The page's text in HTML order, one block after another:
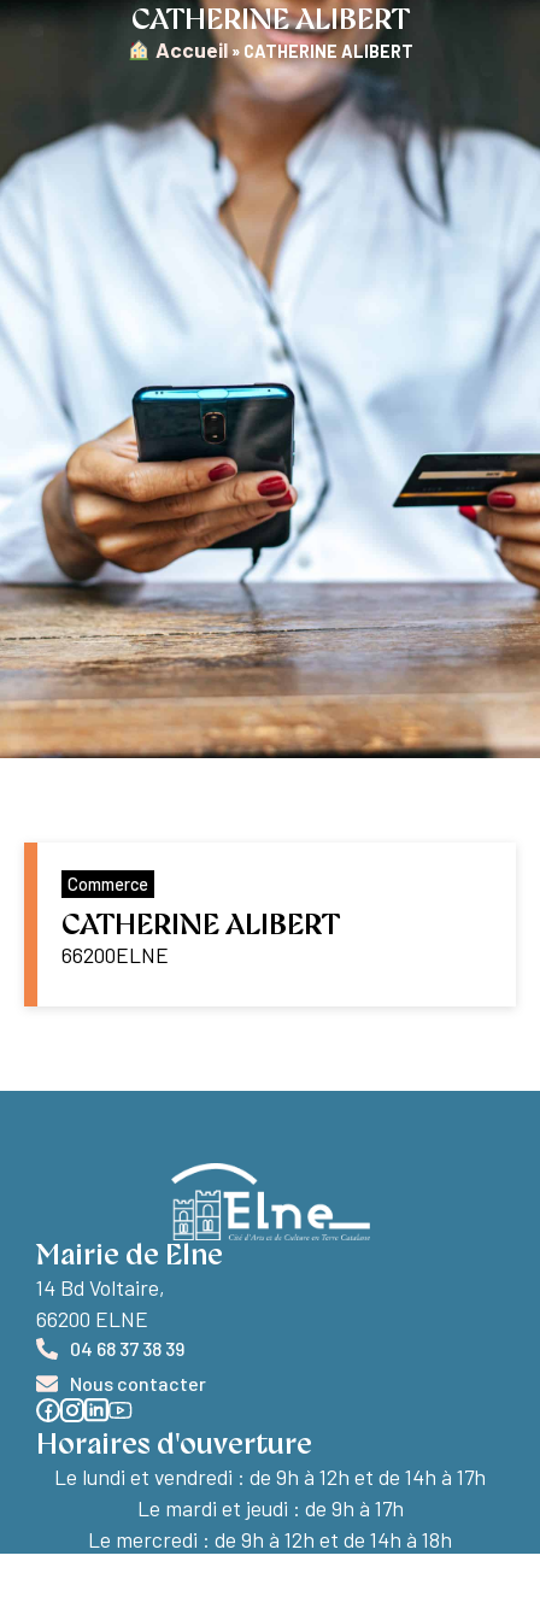
CATHERINE ALIBERT
︎ Accueil» CATHERINE ALIBERT
Commerce
CATHERINE ALIBERT
66200ELNE
Mairie de Elne
14 Bd Voltaire,
66200 ELNE
04 68 37 38 39
Nous contacter
Horaires d'ouverture
Le lundi et vendredi : de 9h à 12h et de 14h à 17h
Le mardi et jeudi : de 9h à 17h
Le mercredi : de 9h à 12h et de 14h à 18h